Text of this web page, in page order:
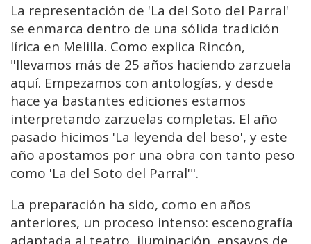
La representación de 'La del Soto del Parral'
se enmarca dentro de una sólida tradición
lírica en Melilla. Como explica Rincón,
"llevamos más de 25 años haciendo zarzuela
aquí. Empezamos con antologías, y desde
hace ya bastantes ediciones estamos
interpretando zarzuelas completas. El año
pasado hicimos 'La leyenda del beso', y este
año apostamos por una obra con tanto peso
como 'La del Soto del Parral'".
La preparación ha sido, como en años
anteriores, un proceso intenso: escenografía